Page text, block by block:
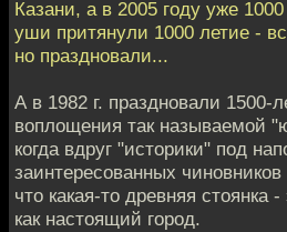
Казани, а в 2005 году уже
уши притянули 1000 летие -
но праздновали...
А в 1982 г. праздновали 1500-
воплощения так называемой
когда вдруг "историки" под
заинтересованных
что какая-то древняя стоянка
как настоящий город.